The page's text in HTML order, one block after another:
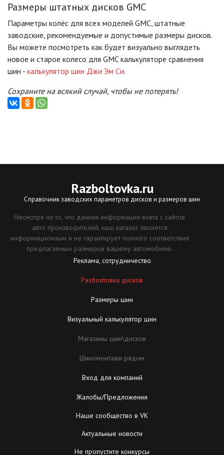
Размеры штатных дисков GMC
Параметры колёс для всех моделей GMC, штатные
заводские, рекомендуемые и допустимые размеры дисков.
Вы можете посмотреть как будет визуально выглядеть
новое и старое колесо для GMC калькуляторе сравнения
шин - калькулятор шин Джи Эм Си.
Сохраните на всякий случай, чтобы не потерять!
Razboltovka.ru
Справочник заводских параметров дисков и размеров шин
Несмотря на то, что данная информация взята с сайтов
авто производителей, наш каталог является
информационным и не гарантирует полного соответствия
предлагаемых размеров вашему автомобилю.
Реклама, сотрудничество
Разболтовка дисков
Размеры шин
Визуальный калькулятор шин
Магазины шин\дисков
Шиномонтажи рядом
Вход для компаний
Жалобы/Предложения
Наше сообщество в VK
Актуальные новости
Не пропустите конкурсы